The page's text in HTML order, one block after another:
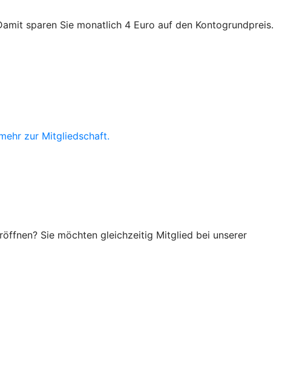
sparen Sie monatlich 4 Euro auf den Kontogrundpreis.
zur Mitgliedschaft.
Sie möchten gleichzeitig Mitglied bei unserer